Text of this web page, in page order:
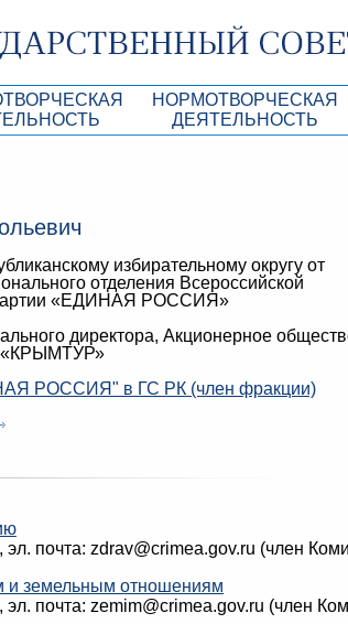
экспертиза
антикоррупционная экспертиза
процесса в РК
законотворчества
НОРМОТВОРЧЕСКАЯ
ДЕЯТЕЛЬНОСТЬ
Проекты нормативных
РК
избирательному округу от
отделения Всероссийской
«ЕДИНАЯ РОССИЯ»
директора, Акционерное
РОССИЯ" в ГС РК (член фракции)
почта: zdrav@crimea.gov.ru (член
и земельным отношениям
почта: zemim@crimea.gov.ru (член